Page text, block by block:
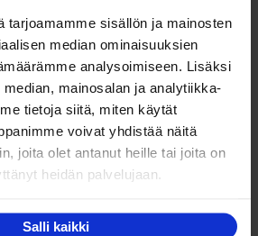
tarjoamamme sisällön ja mainosten
median ominaisuuksien
analysoimiseen. Lisäksi
mainosalan ja analytiikka-
tietoja siitä, miten käytät
voivat yhdistää näitä
joita olet antanut heille tai joita on
heidän palvelujaan.
Salli kaikki
(1,8 /2,0 mm), suosituspainolle
myös oman edellä
mukaan.